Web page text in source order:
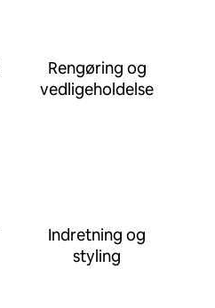
Rengøring og
vedligeholdelse
Indretning og
styling